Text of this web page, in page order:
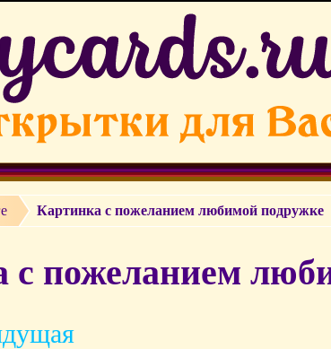
Картинка с пожеланием любимой подружке
с пожеланием